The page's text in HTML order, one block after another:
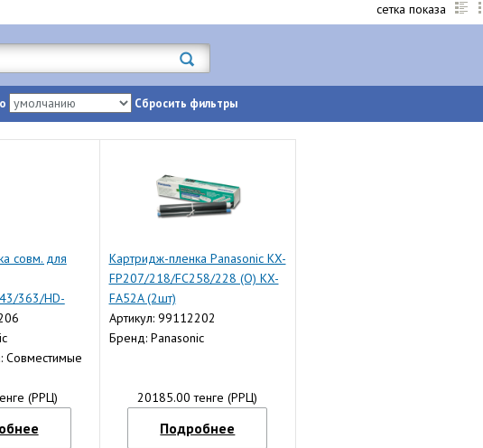
сетка показа
Сбросить фильтры
совм. для
363/HD-
1 шт.
Совместимые
(РРЦ)
Картридж-пленка Panasonic KX-
FP207/218/FC258/228 (O) KX-
FA52A (2шт)
Артикул: 99112202
Бренд: Panasonic
20185.00 тенге (РРЦ)
Подробнее